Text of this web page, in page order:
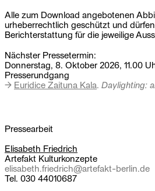
Pressearbeit
Elisabeth Friedrich
Artefakt Kulturkonzepte
elisabeth.friedrich@artefakt-berlin.de
Tel. 030 44010687
Alle zum Download angebotenen
urheberrechtlich geschützt und
Berichterstattung für die jeweilige
Nächster Pressetermin:
Donnerstag, 8. Oktober 2026, 11.00
Presserundgang
Euridice Zaituna Kala Daylighting: